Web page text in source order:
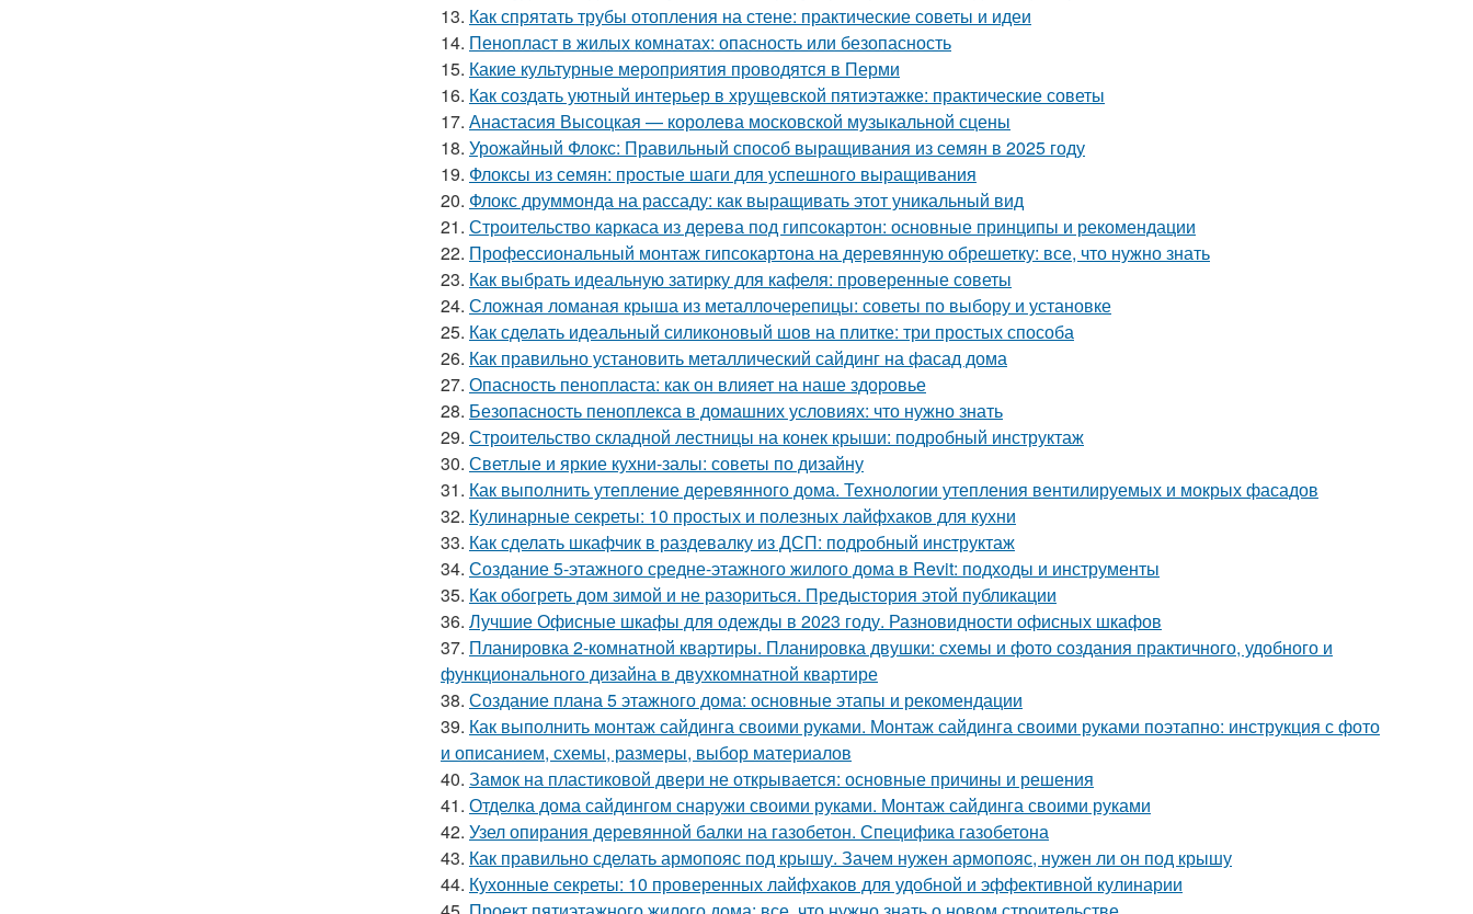
13. Как спрятать трубы отопления на стене: практические советы и идеи
14. Пенопласт в жилых комнатах: опасность или безопасность
15. Какие культурные мероприятия проводятся в Перми
16. Как создать уютный интерьер в хрущевской пятиэтажке: практические советы
17. Анастасия Высоцкая — королева московской музыкальной сцены
18. Урожайный Флокс: Правильный способ выращивания из семян в 2025 году
19. Флоксы из семян: простые шаги для успешного выращивания
20. Флокс друммонда на рассаду: как выращивать этот уникальный вид
21. Строительство каркаса из дерева под гипсокартон: основные принципы и рекомендации
22. Профессиональный монтаж гипсокартона на деревянную обрешетку: все, что нужно знать
23. Как выбрать идеальную затирку для кафеля: проверенные советы
24. Сложная ломаная крыша из металлочерепицы: советы по выбору и установке
25. Как сделать идеальный силиконовый шов на плитке: три простых способа
26. Как правильно установить металлический сайдинг на фасад дома
27. Опасность пенопласта: как он влияет на наше здоровье
28. Безопасность пеноплекса в домашних условиях: что нужно знать
29. Строительство складной лестницы на конек крыши: подробный инструктаж
30. Светлые и яркие кухни-залы: советы по дизайну
31. Как выполнить утепление деревянного дома. Технологии утепления вентилируемых и мокрых фасадов
32. Кулинарные секреты: 10 простых и полезных лайфхаков для кухни
33. Как сделать шкафчик в раздевалку из ДСП: подробный инструктаж
34. Создание 5-этажного средне-этажного жилого дома в Revit: подходы и инструменты
35. Как обогреть дом зимой и не разориться. Предыстория этой публикации
36. Лучшие Офисные шкафы для одежды в 2023 году. Разновидности офисных шкафов
37. Планировка 2-комнатной квартиры. Планировка двушки: схемы и фото создания практичного, удобного и
функционального дизайна в двухкомнатной квартире
38. Создание плана 5 этажного дома: основные этапы и рекомендации
39. Как выполнить монтаж сайдинга своими руками. Монтаж сайдинга своими руками поэтапно: инструкция с фото
и описанием, схемы, размеры, выбор материалов
40. Замок на пластиковой двери не открывается: основные причины и решения
41. Отделка дома сайдингом снаружи своими руками. Монтаж сайдинга своими руками
42. Узел опирания деревянной балки на газобетон. Специфика газобетона
43. Как правильно сделать армопояс под крышу. Зачем нужен армопояс, нужен ли он под крышу
44. Кухонные секреты: 10 проверенных лайфхаков для удобной и эффективной кулинарии